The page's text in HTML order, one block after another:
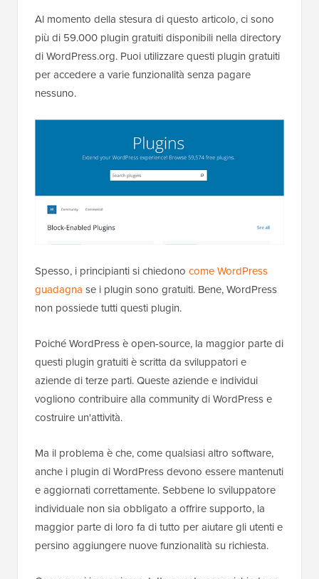
Al momento della stesura di questo articolo, ci sono
più di 59.000 plugin gratuiti disponibili nella directory
di WordPress.org. Puoi utilizzare questi plugin gratuiti
per accedere a varie funzionalità senza pagare
nessuno.
Spesso, i principianti si chiedono come WordPress
guadagna se i plugin sono gratuiti. Bene, WordPress
non possiede tutti questi plugin.
Poiché WordPress è open-source, la maggior parte di
questi plugin gratuiti è scritta da sviluppatori e
aziende di terze parti. Queste aziende e individui
vogliono contribuire alla community di WordPress e
costruire un'attività.
Ma il problema è che, come qualsiasi altro software,
anche i plugin di WordPress devono essere mantenuti
e aggiornati correttamente. Sebbene lo sviluppatore
individuale non sia obbligato a offrire supporto, la
maggior parte di loro fa di tutto per aiutare gli utenti e
persino aggiungere nuove funzionalità su richiesta.